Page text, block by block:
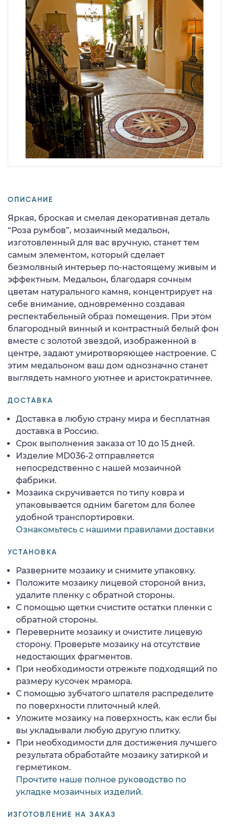
ОПИСАНИЕ
Яркая, броская и смелая декоративная деталь
“Роза румбов”, мозаичный медальон,
изготовленный для вас вручную, станет тем
самым элементом, который сделает
безмолвный интерьер по-настоящему живым и
эффектным. Медальон, благодаря сочным
цветам натурального камня, концентрирует на
себе внимание, одновременно создавая
респектабельный образ помещения. При этом
благородный винный и контрастный белый фон
вместе с золотой звездой, изображенной в
центре, задают умиротворяющее настроение. С
этим медальоном ваш дом однозначно станет
выглядеть намного уютнее и аристократичнее.
ДОСТАВКА
Доставка в любую страну мира и бесплатная
доставка в Россию.
Срок выполнения заказа от 10 до 15 дней.
Изделие MD036-2 отправляется
непосредственно с нашей мозаичной
фабрики.
Мозаика скручивается по типу ковра и
упаковывается одним багетом для более
удобной транспортировки.
Ознакомьтесь с нашими правилами доставки
УСТАНОВКА
Разверните мозаику и снимите упаковку.
Положите мозаику лицевой стороной вниз,
удалите пленку с обратной стороны.
С помощью щетки счистите остатки пленки с
обратной стороны.
Переверните мозаику и очистите лицевую
сторону. Проверьте мозаику на отсутствие
недостающих фрагментов.
При необходимости отрежьте подходящий по
размеру кусочек мрамора.
С помощью зубчатого шпателя распределите
по поверхности плиточный клей.
Уложите мозаику на поверхность, как если бы
вы укладывали любую другую плитку.
При необходимости для достижения лучшего
результата обработайте мозаику затиркой и
герметиком.
Прочтите наше полное руководство по
укладке мозаичных изделий.
ИЗГОТОВЛЕНИЕ НА ЗАКАЗ